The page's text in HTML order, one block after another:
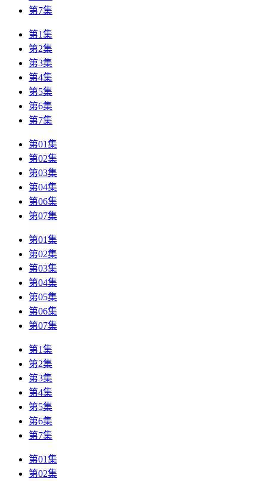
第7集
第1集
第2集
第3集
第4集
第5集
第6集
第7集
第01集
第02集
第03集
第04集
第06集
第07集
第01集
第02集
第03集
第04集
第05集
第06集
第07集
第1集
第2集
第3集
第4集
第5集
第6集
第7集
第01集
第02集